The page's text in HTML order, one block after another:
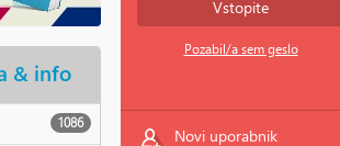
& info
1086
Vstopite
Pozabil/a sem geslo
Novi uporabnik